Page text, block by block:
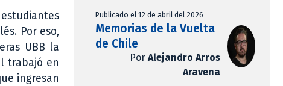
Por eso,
UBB la
trabajó en
ingresan
Publicado el 12 de abril del 2026
Memorias de la Vuelta
de Chile
Por Alejandro Arros
Aravena